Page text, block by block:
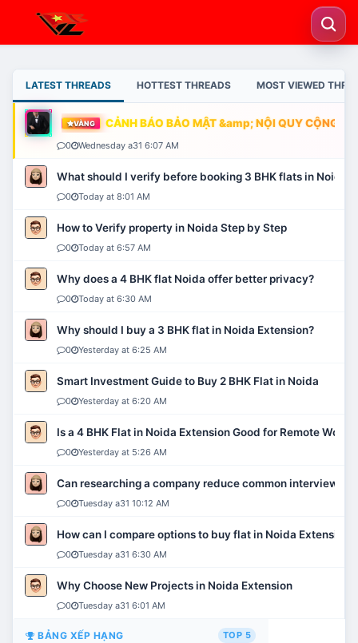
LATEST THREADS HOTTEST THREADS MOST VIEWED
VÀNG CẢNH BÁO BẢO MẬT &amp; NỘI QUY CỘNG
0 Wednesday a31 6:07 AM
What should I verify before booking 3 BHK flats in Noida?
0 Today at 8:01 AM
How to Verify property in Noida Step by Step
0 Today at 6:57 AM
Why does a 4 BHK flat Noida offer better privacy?
0 Today at 6:30 AM
Why should I buy a 3 BHK flat in Noida Extension?
0 Yesterday at 6:25 AM
Smart Investment Guide to Buy 2 BHK Flat in Noida
0 Yesterday at 6:20 AM
Is a 4 BHK Flat in Noida Extension Good for Remote Work?
0 Yesterday at 5:26 AM
Can researching a company reduce common interview
0 Tuesday a31 10:12 AM
How can I compare options to buy flat in Noida Extension?
0 Tuesday a31 6:30 AM
Why Choose New Projects in Noida Extension
0 Tuesday a31 6:01 AM
BẢNG XẾP HẠNG TOP 5